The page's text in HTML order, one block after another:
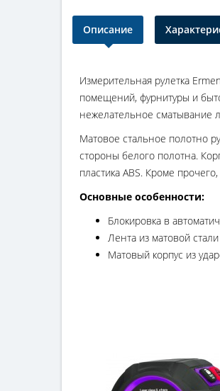
Описание
Измерительная рулетка
помещений, фурнитуры и
нежелательное сматывание
Матовое стальное полотно
стороны белого полотна.
пластика ABS. Кроме
Основные особенности:
Блокировка в
Лента из матовой
Матовый корпус из